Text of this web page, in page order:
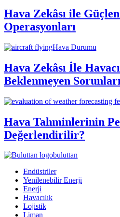
Hava Zekâsı ile
Operasyonları
Hava Durumu
Hava Zekâsı İle
Beklenmeyen
Hava Tahminlerinin
Değerlendirilir?
buluttan
Endüstriler
Yenilenebilir Enerji
Enerji
Havacılık
Lojistik
Liman